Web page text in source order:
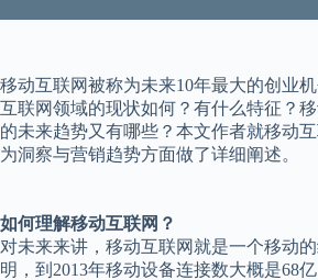
移动互联网被称为未来10年最大的创业
互联网领域的现状如何？有什么特征？
的未来趋势又有哪些？本文作者就移动
为洞察与营销趋势方面做了详细阐述。
如何理解移动互联网？
对未来来讲，移动互联网就是一个移动
明，到2013年移动设备连接数大概是68